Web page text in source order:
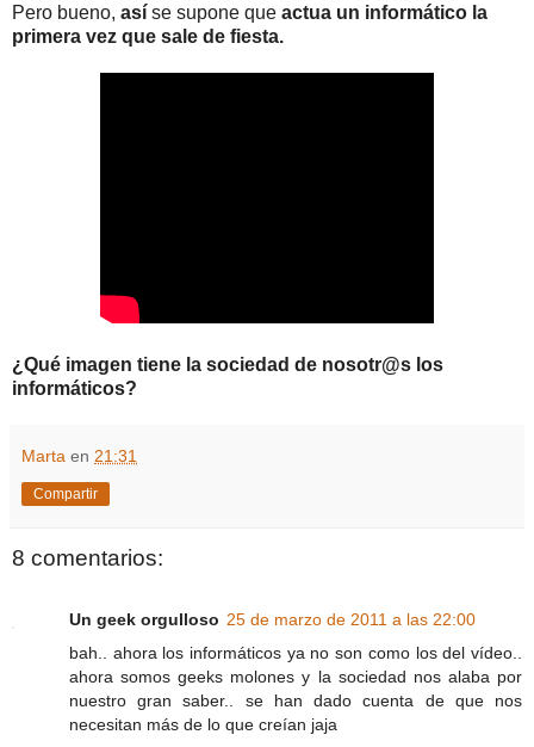
Pero bueno, así se supone que actua un informático la
primera vez que sale de fiesta.
¿Qué imagen tiene la sociedad de nosotr@s los
informáticos?
Marta en 21:31
Compartir
8 comentarios:
Un geek orgulloso 25 de marzo de 2011 a las 22:00
bah.. ahora los informáticos ya no son como los del vídeo..
ahora somos geeks molones y la sociedad nos alaba por
nuestro gran saber.. se han dado cuenta de que nos
necesitan más de lo que creían jaja